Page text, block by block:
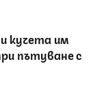
кучета им
пътуване с